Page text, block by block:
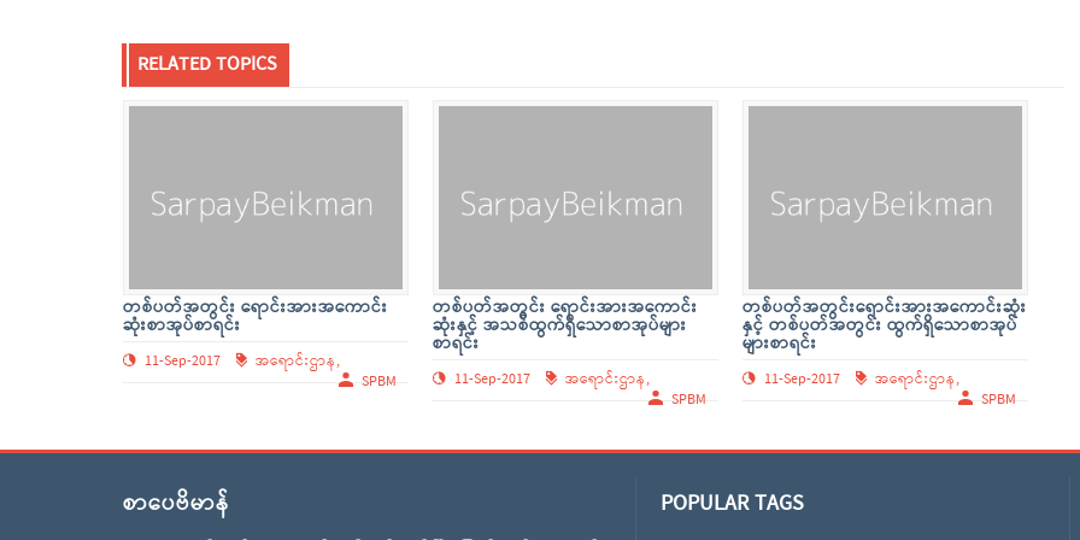
RELATED TOPICS
တစ်ပတ်အတွင်း ရောင်းအားအကောင်း
ဆုံးစာအုပ်စာရင်း
11-Sep-2017
အရောင်းဌာန,
SPBM
တစ်ပတ်အတွင်း ရောင်းအားအကောင်း
ဆုံးနှင့် အသစ်ထွက်ရှိသောစာအုပ်များ
စာရင်း
11-Sep-2017
အရောင်းဌာန,
SPBM
တစ်ပတ်အတွင်းရောင်းအားအကောင်းဆုံး
နှင့် တစ်ပတ်အတွင်း ထွက်ရှိသောစာအုပ်
များစာရင်း
11-Sep-2017
အရောင်းဌာန,
SPBM
စာပေဗိမာန် POPULAR TAGS